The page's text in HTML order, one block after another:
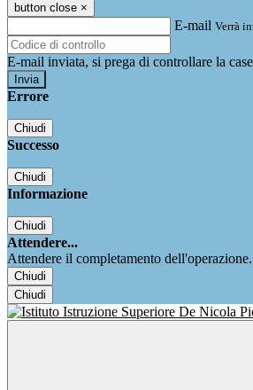
button close ×
E-mail Verrà
E-mail inviata, si prega di controllare la
Errore
Chiudi
Successo
Chiudi
Informazione
Chiudi
Attendere...
Attendere il completamento
Chiudi
Chiudi